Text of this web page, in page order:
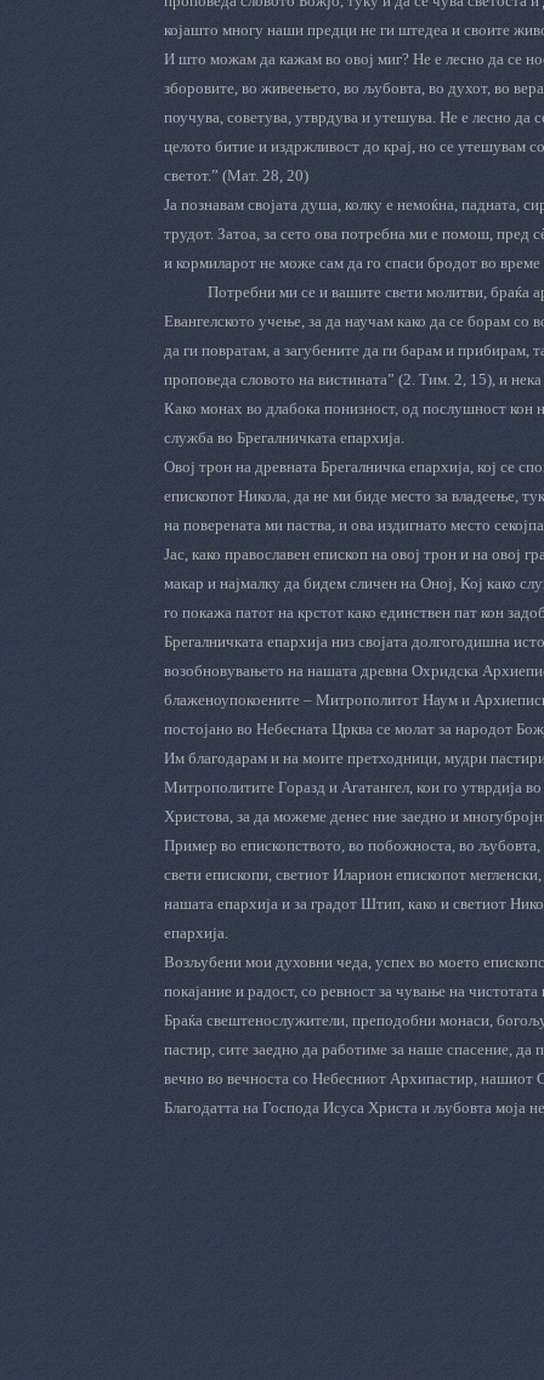
којашто многу наши предци не ги штедеа и своите
И што можам да кажам во овој миг? Не е лесно да се
зборовите, во живеењето, во љубовта, во духот, во
поучува, советува, утврдува и утешува. Не е лесно да
целото битие и издржливост до крај, но се утешувам
светот.” (Мат. 28, 20)
Ја познавам својата душа, колку е немоќна, падната,
трудот. Затоа, за сето ова потребна ми е помош, пред с
и кормиларот не може сам да го спаси бродот во
Потребни ми се и вашите свети молитви, браќа
Евангелското учење, за да научам како да се борам со
да ги повратам, а загубените да ги барам и прибирам,
проповеда словото на вистината” (2. Тим. 2, 15), и
Како монах во длабока понизност, од послушност кон
служба во Брегалничката епархија.
Овој трон на древната Брегалничка епархија, кој се
епископот Никола, да не ми биде место за владеење,
на поверената ми паства, и ова издигнато место
Јас, како православен епископ на овој трон и на овој
макар и најмалку да бидем сличен на Оној, Кој како
го покажа патот на крстот како единствен пат кон
Брегалничката епархија низ својата долгогодишна
возобновувањето на нашата древна Охридска
блаженоупокоените – Митрополитот Наум и
постојано во Небесната Црква се молат за народот
Им благодарам и на моите претходници, мудри
Митрополитите Горазд и Агатангел, кои го утврдија
Христова, за да можеме денес ние заедно и
Пример во епископството, во побожноста, во
свети епископи, светиот Иларион епископот
нашата епархија и за градот Штип, како и светиот
епархија.
Возљубени мои духовни чеда, успех во моето
покајание и радост, со ревност за чување на
Браќа свештенослужители, преподобни монаси,
пастир, сите заедно да работиме за наше спасение,
вечно во вечноста со Небесниот Архипастир, нашиот
Благодатта на Господа Исуса Христа и љубовта моја